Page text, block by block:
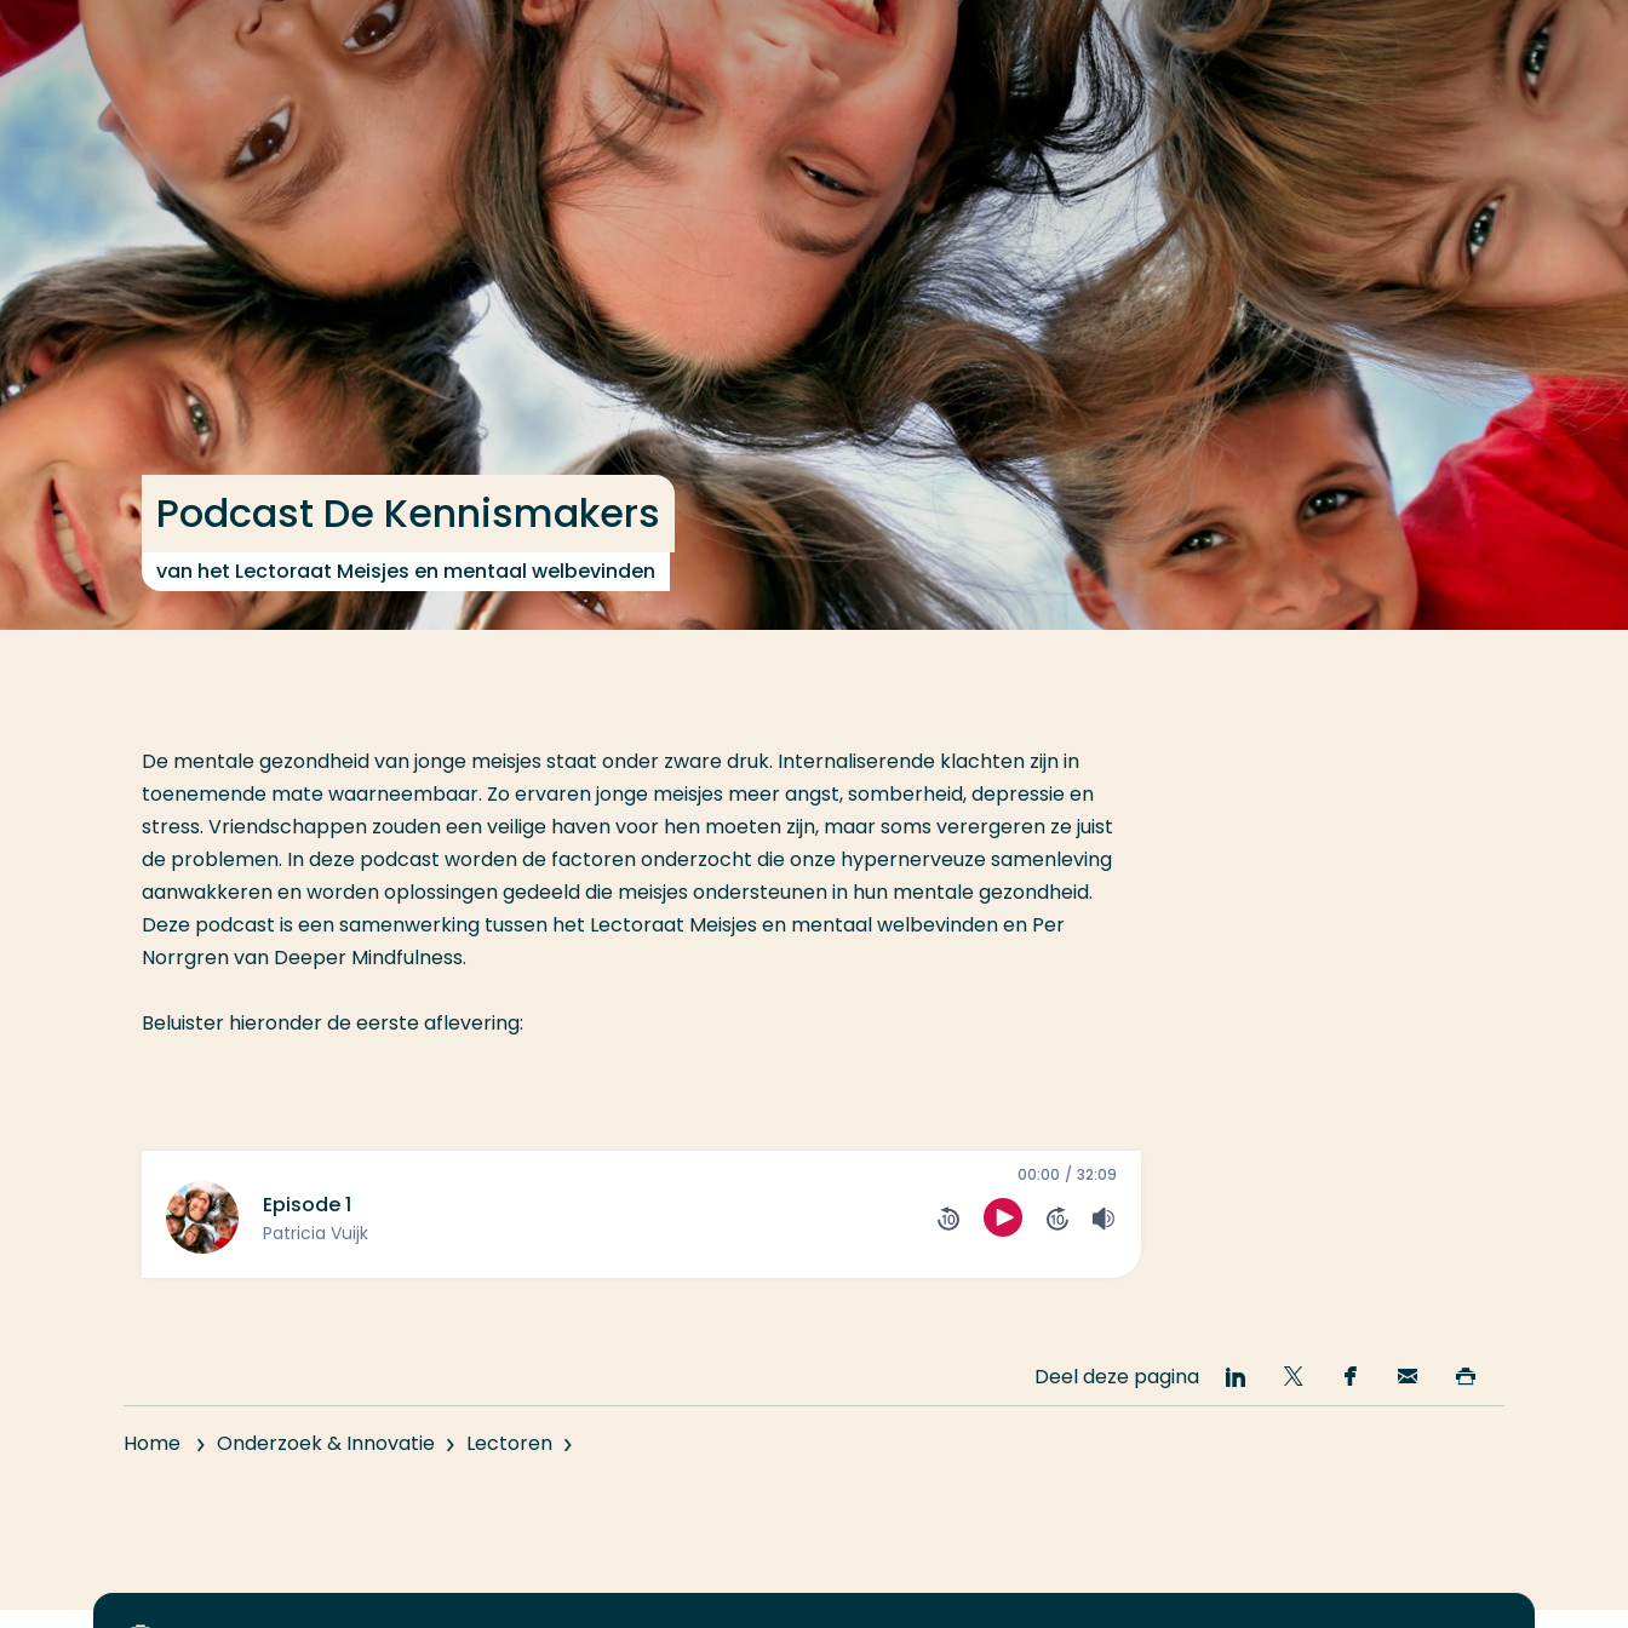
Ga direct naar de content
Podcast De Kennismakers
van het Lectoraat Meisjes en mentaal welbevinden
De mentale gezondheid van jonge meisjes staat onder zware druk. Internaliserende klachten zijn in
toenemende mate waarneembaar. Zo ervaren jonge meisjes meer angst, somberheid, depressie en
stress. Vriendschappen zouden een veilige haven voor hen moeten zijn, maar soms verergeren ze juist
de problemen. In deze podcast worden de factoren onderzocht die onze hypernerveuze samenleving
aanwakkeren en worden oplossingen gedeeld die meisjes ondersteunen in hun mentale gezondheid.
Deze podcast is een samenwerking tussen het Lectoraat Meisjes en mentaal welbevinden en Per
Norrgren van Deeper Mindfulness.
Beluister hieronder de eerste aflevering:
Patricia Vuijk
Episode 1
00:00 32:09
Home Onderzoek & Innovatie Lectoren
Deel deze pagina
Deel
op
Deel
op
Deel
op
Email
deze deze
Veel gezocht
Opleiding
Contact